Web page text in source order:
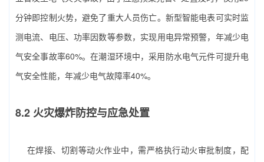
分钟即控制火势，避免了重大人员伤亡。新型智能电表可实时监
测电流、电压、功率因数等参数，实现用电异常预警，年减少电
气安全事故率60%。在潮湿环境中，采用防水电气元件可提升电
气安全性能，年减少电气故障率40%。
8.2 火灾爆炸防控与应急处置
在焊接、切割等动火作业中，需严格执行动火审批制度，配